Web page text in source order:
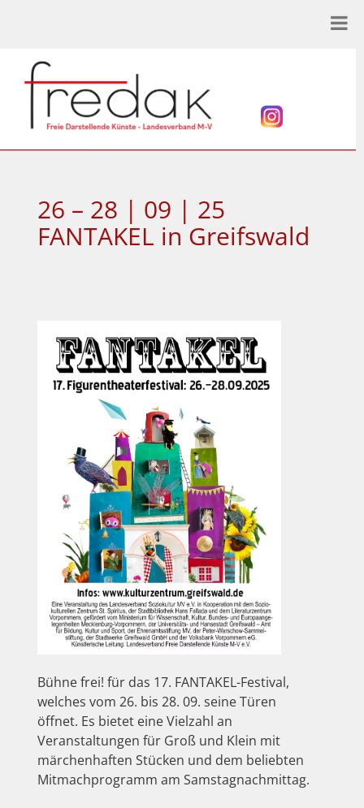
26 – 28 | 09 | 25
FANTAKEL in Greifswald
Bühne frei! für das 17. FANTAKEL-Festival,
welches vom 26. bis 28. 09. seine Türen
öffnet. Es bietet eine Vielzahl an
Veranstaltungen für Groß und Klein mit
märchenhaften Stücken und dem beliebten
Mitmachprogramm am Samstagnachmittag.